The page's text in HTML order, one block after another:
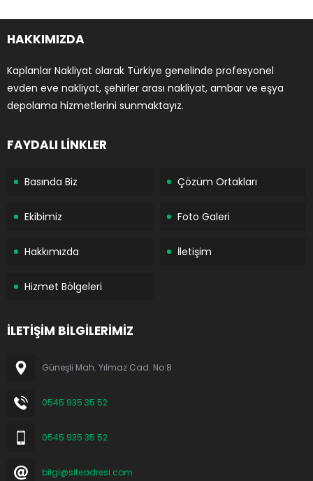
HAKKIMIZDA
Kaplanlar Nakliyat olarak Türkiye genelinde profesyonel
evden eve nakliyat, şehirler arası nakliyat, ambar ve eşya
depolama hizmetlerini sunmaktayız.
FAYDALI LİNKLER
Basında Biz Çözüm Ortakları
Ekibimiz Foto Galeri
Hakkımızda İletişim
Hizmet Bölgeleri
İLETİŞİM BİLGİLERİMİZ
Güneşli Mah. Yılmaz Cad. No:8
0545 935 35 52
0545 935 35 52
bilgi@siteadresi.com